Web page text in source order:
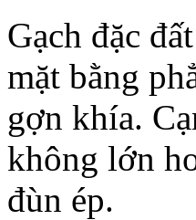
Gạch đặc
mặt bằng
gợn khía.
không lớn
đùn ép.